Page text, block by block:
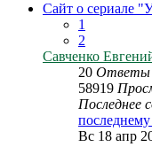
Сайт о сериале
1
2
Савченко
20 Ответы
58919
Последнее
Вс 18 апр